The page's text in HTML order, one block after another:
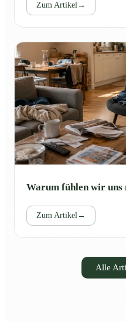
Zum Artikel→
Warum fühlen wir uns
Zum Artikel→
Alle